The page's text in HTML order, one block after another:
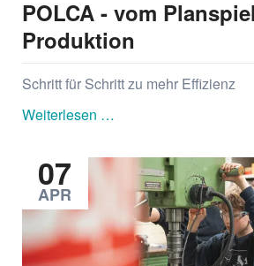
POLCA - vom
Produktion
Schritt für Schritt zu mehr Effizienz
Weiterlesen …POLCA
vom
Planspiel
zur
Produktion
07
APR